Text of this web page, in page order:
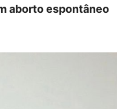
aborto espontâneo